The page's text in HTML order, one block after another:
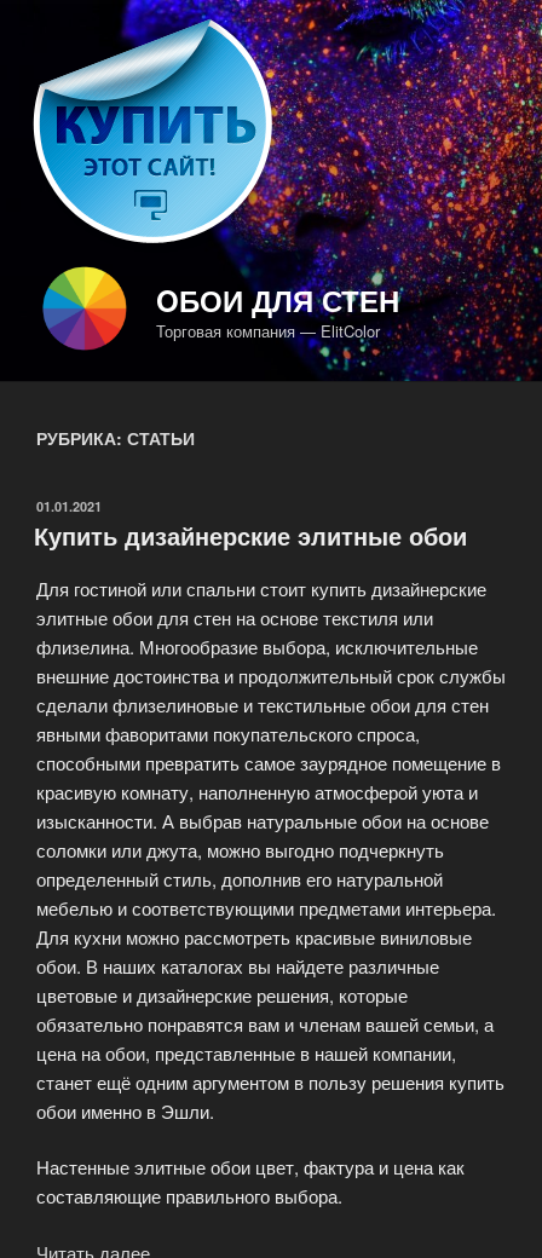
содержимому
OБОИ ДЛЯ СТЕН
Торговая компания — ElitColor
РУБРИКА: СТАТЬИ
ОПУБЛИКОВАНО
01.01.2021
Купить дизайнерские элитные обои
Для гостиной или спальни стоит купить дизайнерские
элитные обои для стен на основе текстиля или
флизелина. Многообразие выбора, исключительные
внешние достоинства и продолжительный срок службы
сделали флизелиновые и текстильные обои для стен
явными фаворитами покупательского спроса,
способными превратить самое заурядное помещение в
красивую комнату, наполненную атмосферой уюта и
изысканности. А выбрав натуральные обои на основе
соломки или джута, можно выгодно подчеркнуть
определенный стиль, дополнив его натуральной
мебелью и соответствующими предметами интерьера.
Для кухни можно рассмотреть красивые виниловые
обои. В наших каталогах вы найдете различные
цветовые и дизайнерские решения, которые
обязательно понравятся вам и членам вашей семьи, а
цена на обои, представленные в нашей компании,
станет ещё одним аргументом в пользу решения купить
обои именно в Эшли.
Настенные элитные обои цвет, фактура и цена как
составляющие правильного выбора.
Читать далее